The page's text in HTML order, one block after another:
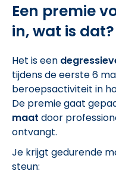
Een premie
in, wat is dat?
Het is een
tijdens de eerste 6
beroepsactiviteit in
De premie gaat
maat door
ontvangt.
Je krijgt gedurende
steun: